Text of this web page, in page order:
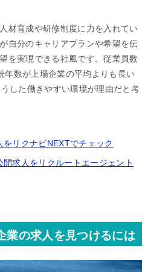
材育成や研修制度に力を入れてい
自分のキャリアプランや希望を伝
を実現できる社風です。従業員数
年数が上場企業の平均よりも長い
した働きやすい環境が理由だと考
リクナビNEXTでチェック
求人をリクルートエージェント
業の求人を見つけるには